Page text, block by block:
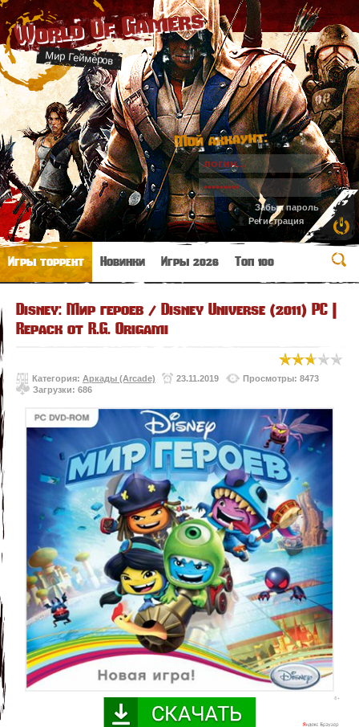
World Of Gamers
Мир Геймеров
Мой аккаунт:
Забыл пароль
Регистрация
Игры торрент Новинки Игры 2026 Топ 100
Disney: Мир героев / Disney Universe (2011) PC |
Repack от R.G. Origami
Категория: Аркады (Arcade) 23.11.2019
Просмотры: 8473
Загрузки: 686